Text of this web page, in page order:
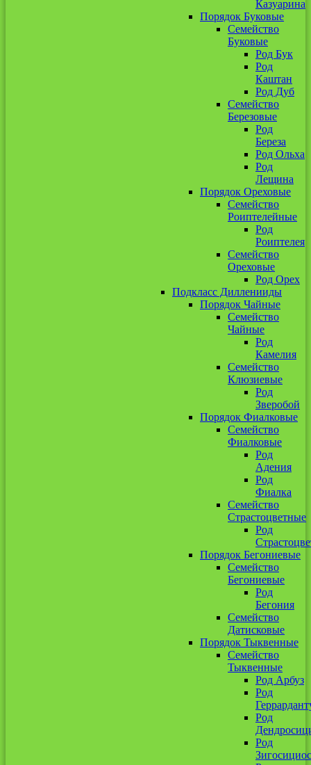
Казуарина
Порядок Буковые
Семейство
Буковые
Род Бук
Род
Каштан
Род Дуб
Семейство
Березовые
Род
Береза
Род Ольха
Род
Лещина
Порядок Ореховые
Семейство
Роиптелейные
Род
Роиптелея
Семейство
Ореховые
Род Орех
Подкласс Дилленииды
Порядок Чайные
Семейство
Чайные
Род
Камелия
Семейство
Клюзиевые
Род
Зверобой
Порядок Фиалковые
Семейство
Фиалковые
Род
Адения
Род
Фиалка
Семейство
Страстоцветные
Род
Порядок Бегониевые
Семейство
Бегониевые
Род
Бегония
Семейство
Датисковые
Порядок Тыквенные
Семейство
Тыквенные
Род Арбуз
Род
Род
Род
Зигосициос